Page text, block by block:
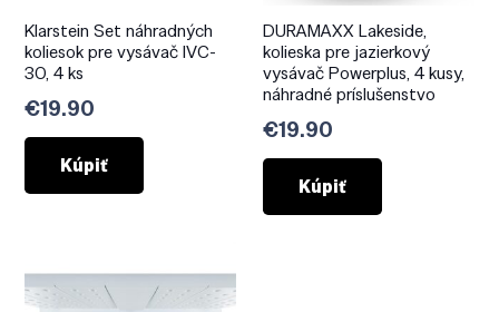
Klarstein Set náhradných
koliesok pre vysávač IVC-
30, 4 ks
€19.90
Kúpiť
DURAMAXX Lakeside,
kolieska pre jazierkový
vysávač Powerplus, 4 kusy,
náhradné príslušenstvo
€19.90
Kúpiť